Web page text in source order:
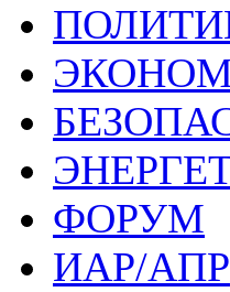
ФОРУМ
ИАР/АПР